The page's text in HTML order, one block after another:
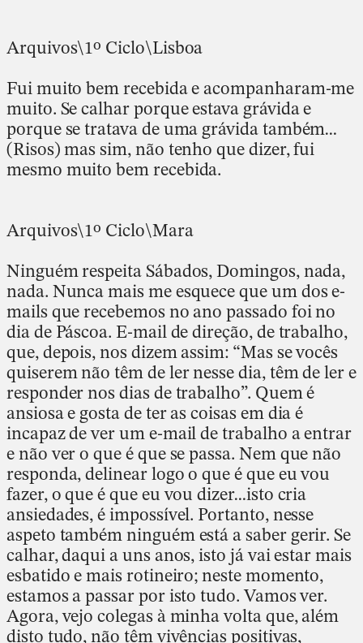
Arquivos\1º Ciclo\Lisboa
Fui muito bem recebida e acompanharam-me
muito. Se calhar porque estava grávida e
porque se tratava de uma grávida também…
(Risos) mas sim, não tenho que dizer, fui
mesmo muito bem recebida.
Arquivos\1º Ciclo\Mara
Ninguém respeita Sábados, Domingos, nada,
nada. Nunca mais me esquece que um dos e-
mails que recebemos no ano passado foi no
dia de Páscoa. E-mail de direção, de trabalho,
que, depois, nos dizem assim: “Mas se vocês
quiserem não têm de ler nesse dia, têm de ler e
responder nos dias de trabalho”. Quem é
ansiosa e gosta de ter as coisas em dia é
incapaz de ver um e-mail de trabalho a entrar
e não ver o que é que se passa. Nem que não
responda, delinear logo o que é que eu vou
fazer, o que é que eu vou dizer…isto cria
ansiedades, é impossível. Portanto, nesse
aspeto também ninguém está a saber gerir. Se
calhar, daqui a uns anos, isto já vai estar mais
esbatido e mais rotineiro; neste momento,
estamos a passar por isto tudo. Vamos ver.
Agora, vejo colegas à minha volta que, além
disto tudo, não têm vivências positivas,